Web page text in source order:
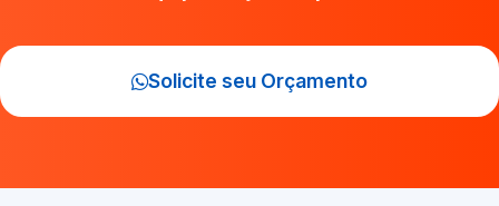
Solicite seu Orçamento